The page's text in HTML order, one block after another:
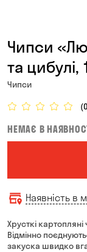
Чипси
та цибулі,
Чипси
НЕМАЄ В
Наявність в
Хрусткі
Відмінно
закуска швидко